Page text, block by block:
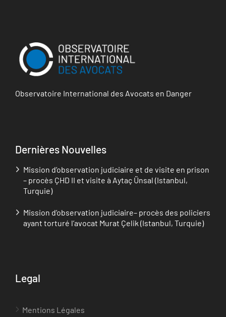
Observatoire International des Avocats en Danger
Dernières Nouvelles
Mission d’observation judiciaire et de visite en prison
– procès ÇHD II et visite à Aytaç Ünsal (Istanbul,
Turquie)
Mission d’observation judiciaire– procès des policiers
ayant torturé l’avocat Murat Çelik (Istanbul, Turquie)
Legal
Mentions Légales